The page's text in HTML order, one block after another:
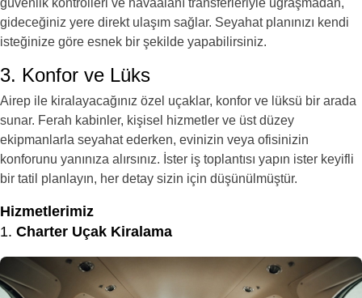
gideceğiniz yere direkt ulaşım sağlar. Seyahat planınızı kendi
isteğinize göre esnek bir şekilde yapabilirsiniz.
3. Konfor ve Lüks
Airep ile kiralayacağınız özel uçaklar, konfor ve lüksü bir arada
sunar. Ferah kabinler, kişisel hizmetler ve üst düzey
ekipmanlarla seyahat ederken, evinizin veya ofisinizin
konforunu yanınıza alırsınız. İster iş toplantısı yapın ister keyifli
bir tatil planlayın, her detay sizin için düşünülmüştür.
Hizmetlerimiz
1. Charter Uçak Kiralama